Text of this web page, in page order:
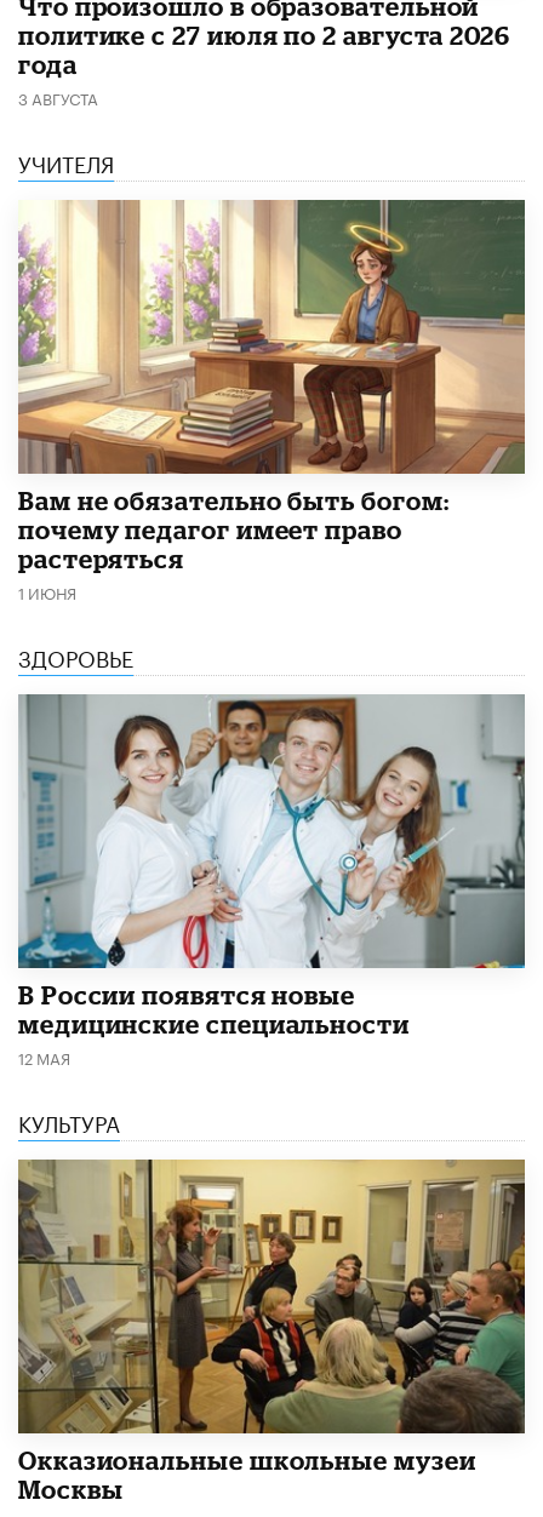
​Что произошло в образовательной
политике с 27 июля по 2 августа 2026
года
3 АВГУСТА
УЧИТЕЛЯ
​Вам не обязательно быть богом:
почему педагог имеет право
растеряться
1 ИЮНЯ
ЗДОРОВЬЕ
В России появятся новые
медицинские специальности
12 МАЯ
КУЛЬТУРА
​Окказиональные школьные музеи
Москвы